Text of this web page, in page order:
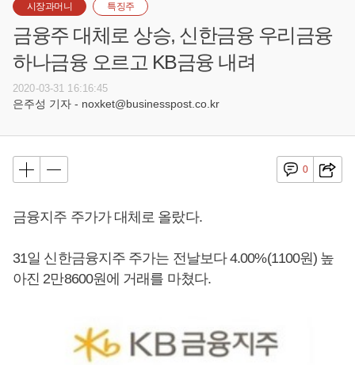
시장과머니 특징주
금융주 대체로 상승, 신한금융 우리금융
하나금융 오르고 KB금융 내려
2020-03-31 16:16:45
은주성 기자 - noxket@businesspost.co.kr
0
금융지주 주가가 대체로 올랐다.
31일 신한금융지주 주가는 전날보다 4.00%(1100원) 높
아진 2만8600원에 거래를 마쳤다.